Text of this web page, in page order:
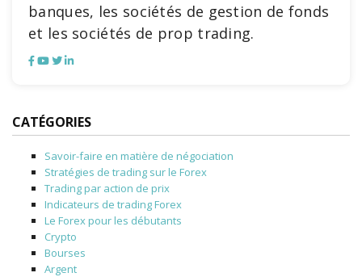
banques, les sociétés de gestion de fonds
et les sociétés de prop trading.
CATÉGORIES
Savoir-faire en matière de négociation
Stratégies de trading sur le Forex
Trading par action de prix
Indicateurs de trading Forex
Le Forex pour les débutants
Crypto
Bourses
Argent